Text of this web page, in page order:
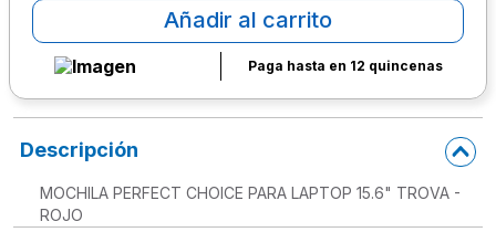
Añadir al carrito
Paga hasta en 12 quincenas
Descripción
MOCHILA PERFECT CHOICE PARA LAPTOP 15.6" TROVA -
ROJO